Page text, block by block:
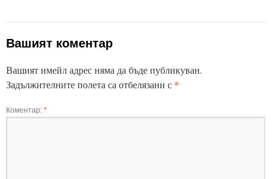
Вашият коментар
Вашият имейл адрес няма да бъде публикуван.
Задължителните полета са отбелязани с *
Коментар:*